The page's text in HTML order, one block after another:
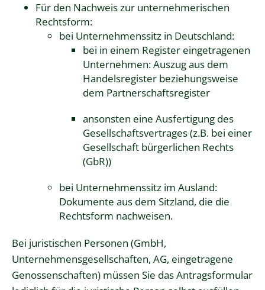
Für den Nachweis zur unternehmerischen
Rechtsform:
bei Unternehmenssitz in Deutschland:
bei in einem Register eingetragenen
Unternehmen:Auszug aus dem
Handelsregister beziehungsweise
dem Partnerschaftsregister
ansonsten eine Ausfertigung des
Gesellschaftsvertrages (z.B. bei einer
Gesellschaft bürgerlichen Rechts
(GbR))
bei Unternehmenssitz im Ausland:
Dokumente aus dem Sitzland, die die
Rechtsform nachweisen.
Bei juristischen Personen (GmbH,
Unternehmensgesellschaften, AG, eingetragene
Genossenschaften) müssen Sie das Antragsformular